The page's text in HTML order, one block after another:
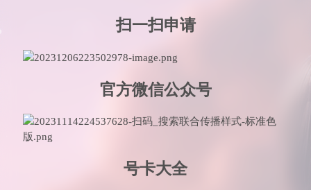
扫一扫申请
官方微信公众号
号卡大全